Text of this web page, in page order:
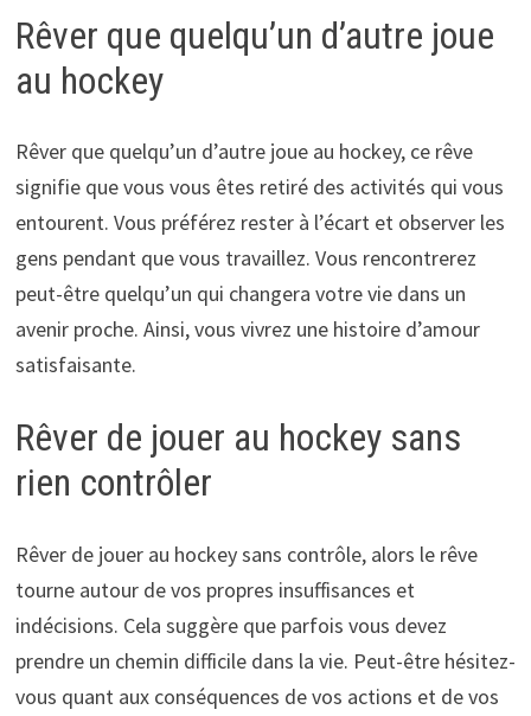
Rêver que quelqu’un d’autre joue
au hockey
Rêver que quelqu’un d’autre joue au hockey, ce rêve
signifie que vous vous êtes retiré des activités qui vous
entourent. Vous préférez rester à l’écart et observer les
gens pendant que vous travaillez. Vous rencontrerez
peut-être quelqu’un qui changera votre vie dans un
avenir proche. Ainsi, vous vivrez une histoire d’amour
satisfaisante.
Rêver de jouer au hockey sans
rien contrôler
Rêver de jouer au hockey sans contrôle, alors le rêve
tourne autour de vos propres insuffisances et
indécisions. Cela suggère que parfois vous devez
prendre un chemin difficile dans la vie. Peut-être hésitez-
vous quant aux conséquences de vos actions et de vos